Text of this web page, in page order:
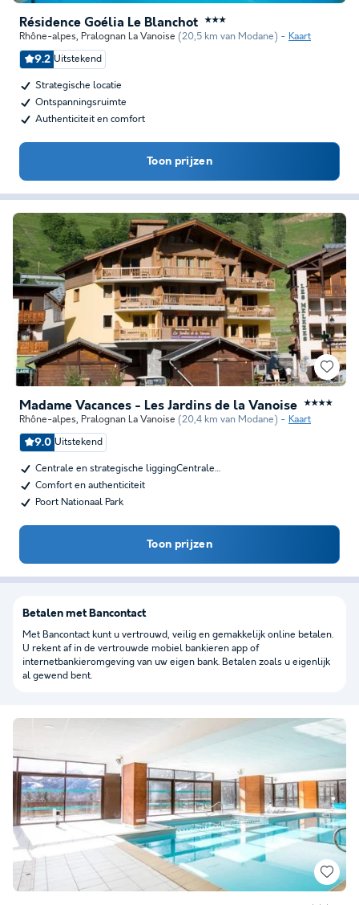
Résidence Goélia Le Blanchot ★★★
Rhône-alpes, Pralognan La Vanoise (20,5 km van Modane) Kaart
9.2 Uitstekend
Strategische locatie
Ontspanningsruimte
Authenticiteit en comfort
Toon prijzen
Madame Vacances - Les Jardins de la Vanoise ★★★★
Rhône-alpes, Pralognan La Vanoise (20,4 km van Modane) Kaart
9.0 Uitstekend
Centrale en strategische liggingCentrale…
Comfort en authenticiteit
Poort Nationaal Park
Toon prijzen
Betalen met Bancontact
Met Bancontact kunt u vertrouwd, veilig en gemakkelijk online betalen.
U rekent af in de vertrouwde mobiel bankieren app of
internetbankieromgeving van uw eigen bank. Betalen zoals u eigenlijk
al gewend bent.